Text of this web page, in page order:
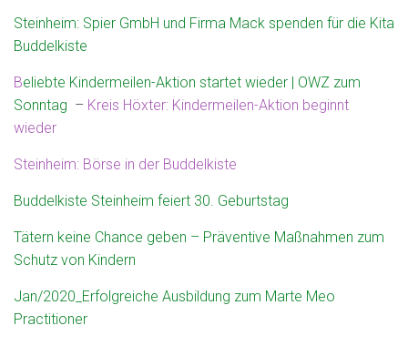
Steinheim: Spier GmbH und Firma Mack spenden für die Kita
Buddelkiste
Beliebte Kindermeilen-Aktion startet wieder | OWZ zum
Sonntag – Kreis Höxter: Kindermeilen-Aktion beginnt
wieder
Steinheim: Börse in der Buddelkiste
Buddelkiste Steinheim feiert 30. Geburtstag
Tätern keine Chance geben – Präventive Maßnahmen zum
Schutz von Kindern
Jan/2020_Erfolgreiche Ausbildung zum Marte Meo
Practitioner